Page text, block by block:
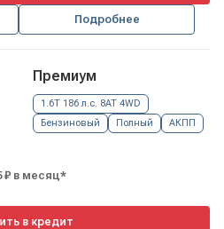
Подробнее
Премиум
1.6T 186 л.с. 8AT 4WD
Бензиновый
Полный АКПП
₽ в месяц*
в кредит